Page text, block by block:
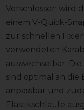
Verschlossen wird
einem V-Quick-
zur schnellen
verwendeten
auswechselbar.
sind optimal an die
anpassbar und
Elastikschlaufe